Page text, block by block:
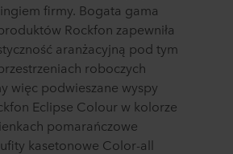
firmy. Bogata gama
Rockfon zapewniła
aranżacyjną pod tym
roboczych
więc podwieszane wyspy
Eclipse Colour w kolorze
pomarańczowe
kasetonowe Color-all